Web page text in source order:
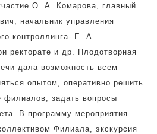
О. А. Комарова, главный
начальник управления
контроллинга- Е. А.
ректорате и др. Плодотворная
дала возможность всем
опытом, оперативно решить
филиалов, задать вопросы
В программу мероприятия
Филиала, экскурсия